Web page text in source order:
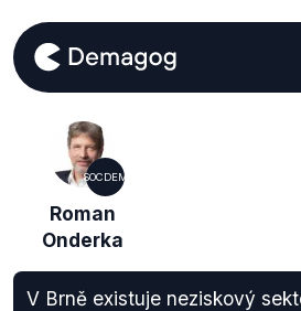
SOCDEM
Roman
Onderka
V Brně existuje neziskový